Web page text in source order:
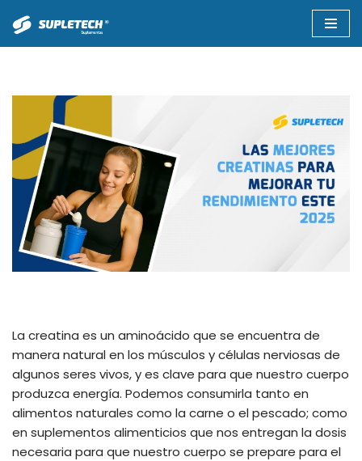
Saltar
La creatina es un aminoácido que se encuentra de
manera natural en los músculos y células nerviosas de
algunos seres vivos, y es clave para que nuestro cuerpo
produzca energía. Podemos consumirla tanto en
alimentos naturales como la carne o el pescado; como
en suplementos alimenticios que nos entregan la dosis
necesaria para que nuestro cuerpo se prepare para el